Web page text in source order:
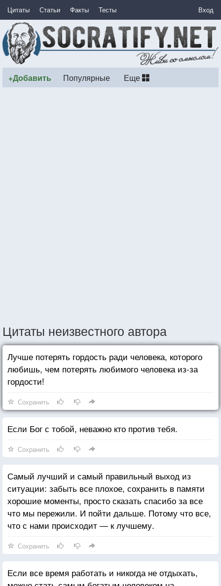
Цитаты Статьи Факты Тесты Вход
+Добавить Популярные Еще
Цитаты неизвестного автора
Лучше потерять гордость ради человека, которого
любишь, чем потерять любимого человека из-за
гордости!
Сохранить
Если Бог с тобой, неважно кто против тебя.
Сохранить
Самый лучший и самый правильный выход из
ситуации: забыть все плохое, сохранить в памяти
хорошие моменты, просто сказать спасибо за все
что мы пережили. И пойти дальше. Потому что все,
что с нами происходит — к лучшему.
Сохранить
Если все время работать и никогда не отдыхать,